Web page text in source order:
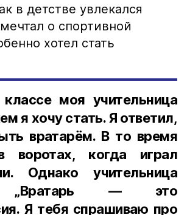
в детстве увлекался
о спортивной
хотел стать
моя учительница
я хочу стать. Я ответил,
вратарём. В то время
когда играл
Однако учительница
„Вратарь — это
Я тебя спрашиваю про